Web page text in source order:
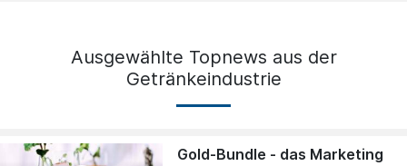
Ausgewählte Topnews aus der
Getränkeindustrie
Gold-Bundle - das Marketing